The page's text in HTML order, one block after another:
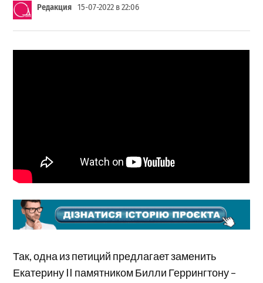
Редакция 15-07-2022 в 22:06
Так, одна из петиций предлагает заменить
Екатерину II памятником Билли Геррингтону –